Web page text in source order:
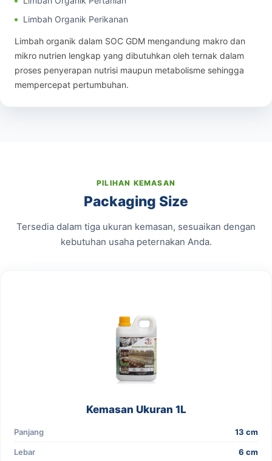
Limbah Organik Perikanan
Limbah organik dalam SOC GDM mengandung makro dan
mikro nutrien lengkap yang dibutuhkan oleh ternak dalam
proses penyerapan nutrisi maupun metabolisme sehingga
mempercepat pertumbuhan.
PILIHAN KEMASAN
Packaging Size
Tersedia dalam tiga ukuran kemasan, sesuaikan dengan
kebutuhan usaha peternakan Anda.
Kemasan Ukuran 1L
Panjang 13 cm
Lebar 6 cm